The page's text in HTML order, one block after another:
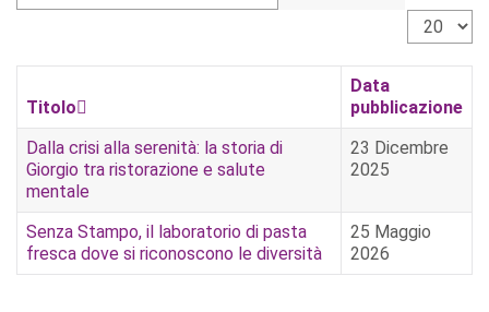
Visualizza
Titolo
Data
pubblicazione
Dalla crisi alla serenità: la storia di
Giorgio tra ristorazione e salute
mentale
23 Dicembre
2025
Senza Stampo, il laboratorio di pasta
fresca dove si riconoscono le diversità
25 Maggio
2026